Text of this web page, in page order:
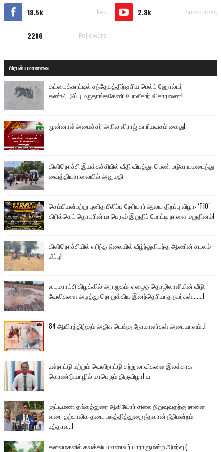
18.5k Likes 2.8k Subscribes
2286 Followers
பிரபல்யமானவை
கட்டைக்காட்டில் சந்தேகத்திற்குரிய பெல்ட் ஹோல்டர்
கண்டெடுப்பு மருதாங்ககேணி போலீசார் விசாரணை!
முன்னாள் அமைச்சர் அகில விராஜ் காரியவசம் கைது!
கிளிநொச்சி இயக்கச்சியில் வீதி விபத்து: பெண் படுகாயமடைந்து
வைத்தியசாலையில் அனுமதி
செம்பியன்பற்று புனித பிலிப்பு நேரியார் ஆலய திறப்பு விழா: ‘T10’
கிரிக்கெட் தொடரின் மாபெரும் இறுதிப் போட்டி நாளை மறுதினம்!
கிளிநொச்சியில் எரிந்த நிலையில் வீழ்ந்துகிடந்த ஆணின் சடலம்
மீட்பு!
வடமராட்சி கிழக்கில் அராஜகம்: ஏழைத் தொழிலாளியின் வீடு,
வேலிகளை அடித்து நொறுக்கிய இனந்தெரியாத நபர்கள்.......!
84 ஆயிரத்திற்கும் அதிக டெங்கு நோயாளர்கள் அடையாளம்..!
உள்நாட்டு மற்றும் வெளிநாட்டு சுற்றுலாவிகளை இலக்காக
கொண்டு யாழில் மாபெரும் திருவிழா! வ
குட்டிமணி தங்கத்துரை ஆகியோர் சிலை நிறுவுவதற்கு நாளை
வரை தற்காலிக தடை பருத்தித்துறை நீதவான் நீதிமன்றம்
உத்தரவு..!
கலைமகளில் கலக்கிய மாணவர் பாராளுமன்ற அமர்வு (